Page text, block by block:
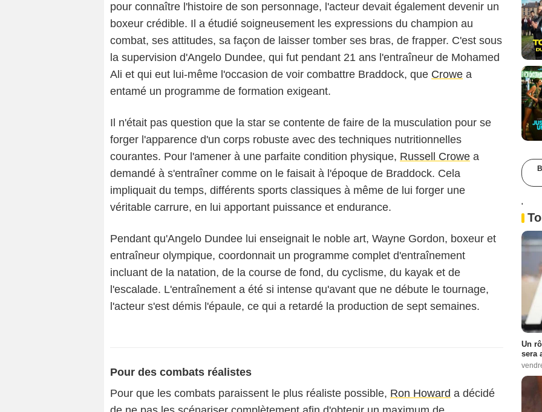
pour connaître l'histoire de son personnage, l'acteur devait également devenir un
boxeur crédible. Il a étudié soigneusement les expressions du champion au
combat, ses attitudes, sa façon de laisser tomber ses bras, de frapper. C'est sous
la supervision d'Angelo Dundee, qui fut pendant 21 ans l'entraîneur de Mohamed
Ali et qui eut lui-même l'occasion de voir combattre Braddock, que Crowe a
entamé un programme de formation exigeant.
Il n'était pas question que la star se contente de faire de la musculation pour se
forger l'apparence d'un corps robuste avec des techniques nutritionnelles
courantes. Pour l'amener à une parfaite condition physique, Russell Crowe a
demandé à s'entraîner comme on le faisait à l'époque de Braddock. Cela
impliquait du temps, différents sports classiques à même de lui forger une
véritable carrure, en lui apportant puissance et endurance.
Pendant qu'Angelo Dundee lui enseignait le noble art, Wayne Gordon, boxeur et
entraîneur olympique, coordonnait un programme complet d'entraînement
incluant de la natation, de la course de fond, du cyclisme, du kayak et de
l'escalade. L'entraînement a été si intense qu'avant que ne débute le tournage,
l'acteur s'est démis l'épaule, ce qui a retardé la production de sept semaines.
Pour des combats réalistes
Pour que les combats paraissent le plus réaliste possible, Ron Howard a décidé
'
Un
sera